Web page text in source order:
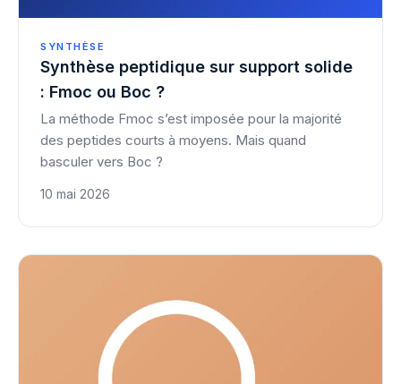
SYNTHÈSE
Synthèse peptidique sur support solide
: Fmoc ou Boc ?
La méthode Fmoc s’est imposée pour la majorité
des peptides courts à moyens. Mais quand
basculer vers Boc ?
10 mai 2026